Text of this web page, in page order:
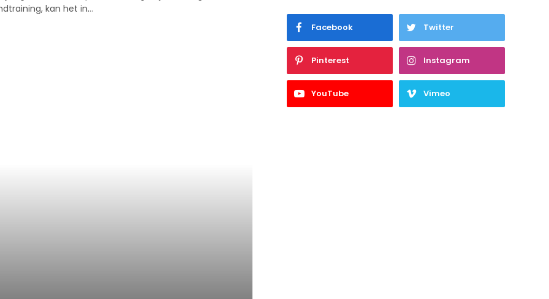
kan het in…
Facebook Twitter
Pinterest Instagram
YouTube Vimeo